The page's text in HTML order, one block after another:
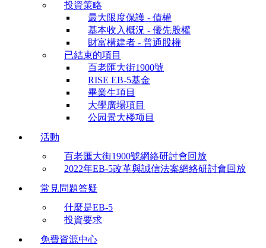
投資策略
最大限度保護 - 債權
基本收入概況 - 優先股權
財富構建者 - 普通股權
已結束的項目
百老匯大街1900號
RISE EB-5基金
畢業生項目
大學廣場項目
公园景大楼项目
活動
百老匯大街1900號網絡研討會回放
2022年EB-5改革與誠信法案網絡研討會回放
常見問題答疑
什麼是EB-5
投資要求
免費資源中心